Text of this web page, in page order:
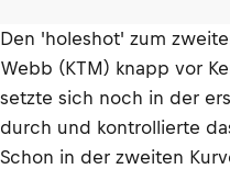
Den 'holeshot' zum
Webb (KTM) knapp vor
setzte sich noch in der
durch und kontrollierte
Schon in der zweiten